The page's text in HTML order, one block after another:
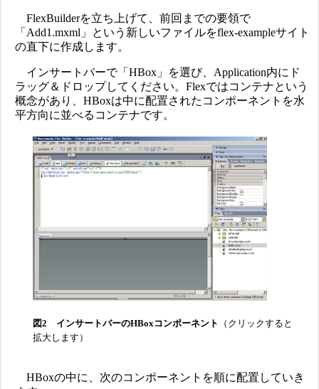
FlexBuilderを立ち上げて、前回までの要領で
「Add1.mxml」という新しいファイルをflex-exampleサイト
の直下に作成します。
インサートバーで「HBox」を選び、Application内にド
ラッグ＆ドロップしてください。Flexではコンテナという
概念があり、HBoxは中に配置されたコンポーネントを水
平方向に並べるコンテナです。
図2 インサートバーのHBoxコンポーネント
（クリックすると
拡大します）
HBoxの中に、次のコンポーネントを順に配置していき